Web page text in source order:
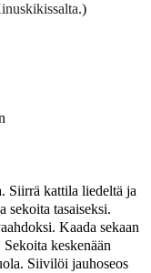
.)
Siirrä kattila liedeltä ja
sekoita tasaiseksi.
Kaada sekaan
keskenään
Siivilöi jauhoseos